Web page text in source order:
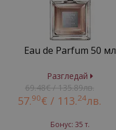
Eau de Parfum 50 мл
Разгледай
69.48€ / 135.89лв.
57.90€ / 113.24лв.
Бонус: 35 т.